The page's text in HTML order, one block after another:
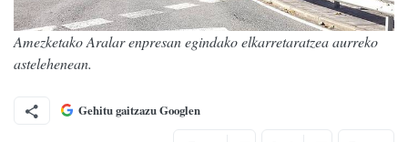
Amezketako Aralar enpresan egindako elkarretaratzea aurreko
astelehenean.
Gehitu gaitzazu Googlen